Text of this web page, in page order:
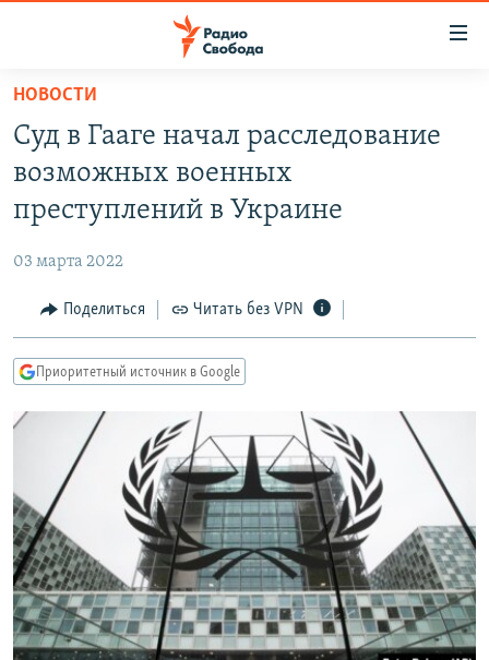
упрощенного
доступа
основному
Вернутся
Вернутся
поиску
ПОДКАСТЫ
АВТОРСКИЕ ПРОЕКТЫ
МНЕНИЯ
КУЛЬТУРА
КАВКАЗ.РЕАЛИИ
СЕВЕР.РЕАЛИИ
СИБИРЬ.РЕАЛИИ
РАСПИСАНИЕ ВЕЩАНИЯ
ПОДПИШИТЕСЬ НА РАССЫЛКУ
СОЦИАЛЬНЫЕ СЕТИ
НОВОСТИ
Суд в Гааге начал расследование
возможных военных
преступлений в Украине
03 марта 2022
Поделиться Читать без VPN
Приоритетный источник в Google